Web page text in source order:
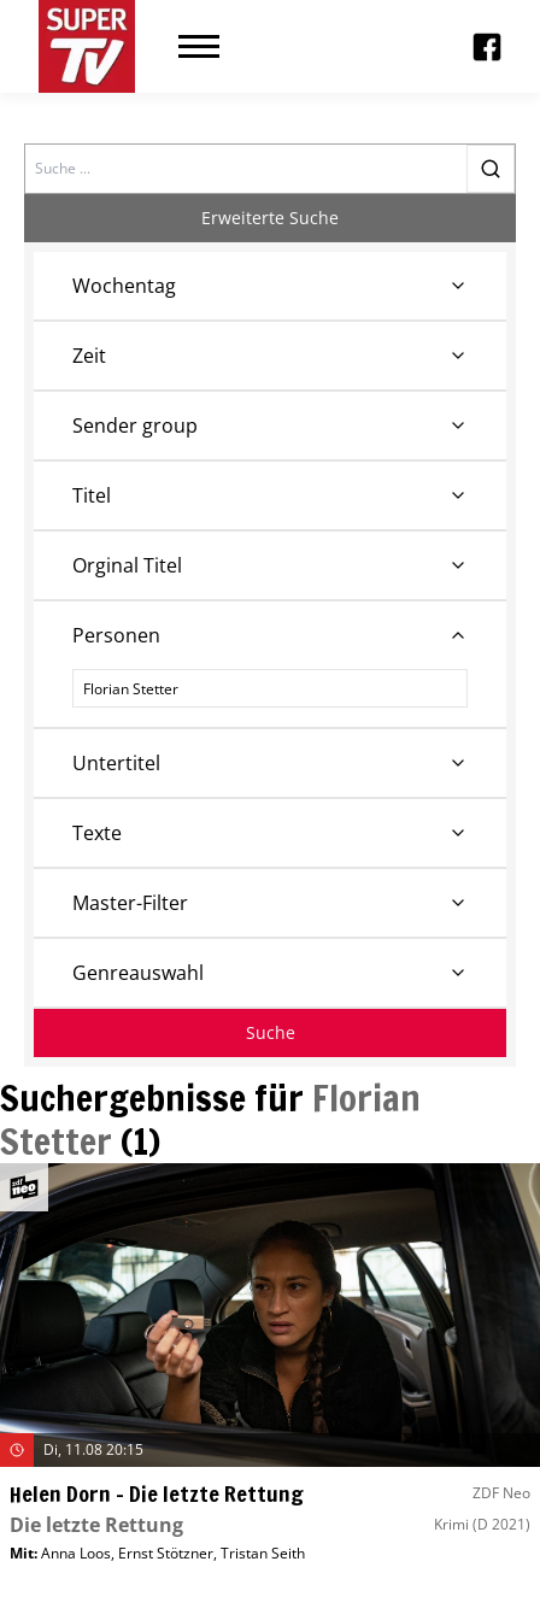
Search
Suchergebnisse für Florian
Stetter (1)
Di, 11.08 20:15
Helen Dorn – Die letzte Rettung ZDF Neo
Die letzte Rettung Krimi (D 2021)
Mit:Anna Loos, Ernst Stötzner,Tristan Seith
Erweiterte Suche
Wochentag
Zeit
Sender group
Titel
Orginal Titel
Personen
Personen
Untertitel
Texte
Master-Filter
Genreauswahl
Suche